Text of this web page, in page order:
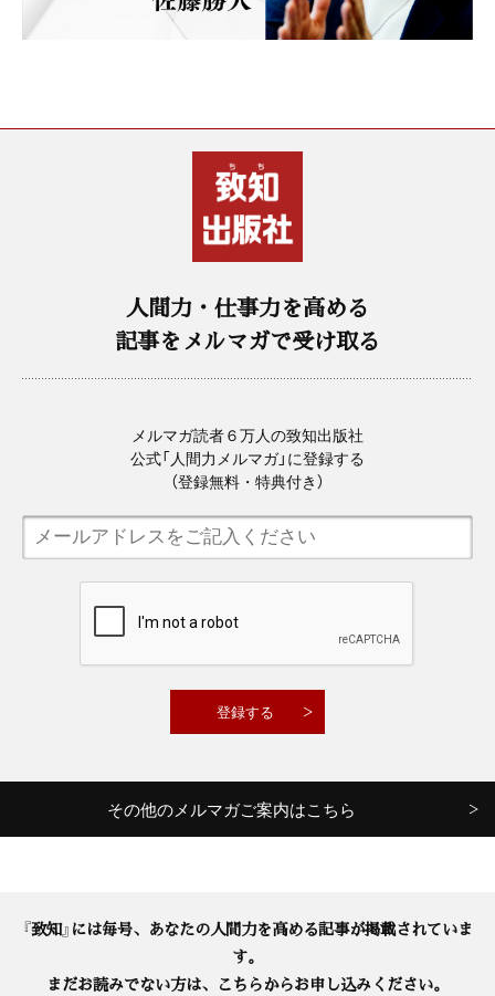
人間力・仕事力を高める
記事をメルマガで受け取る
メルマガ読者６万人の致知出版社
公式「人間力メルマガ」に登録する
（登録無料・特典付き）
その他のメルマガご案内はこちら
『致知』には毎号、あなたの人間力を高める記事が掲載されていま
す。
まだお読みでない方は、こちらからお申し込みください。